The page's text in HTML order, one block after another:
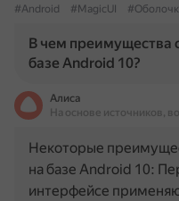
#Android
#MagicUI
В чем преимущества
базе Android 10?
Алиса
На основе источников,
Некоторые
на базе Android 10:
интерфейсе